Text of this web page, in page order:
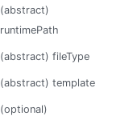
(abstract)
runtimePath
(abstract) fileType
(abstract) template
(optional)